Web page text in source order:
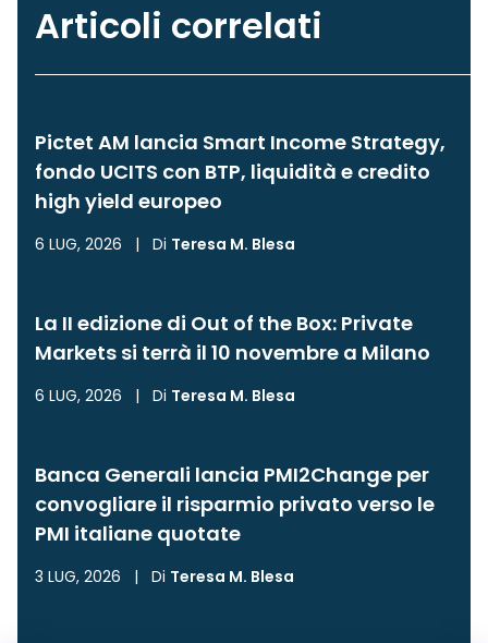
Articoli correlati
Pictet AM lancia Smart Income Strategy,
fondo UCITS con BTP, liquidità e credito
high yield europeo
6 LUG, 2026 | Di Teresa M. Blesa
La II edizione di Out of the Box: Private
Markets si terrà il 10 novembre a Milano
6 LUG, 2026 | Di Teresa M. Blesa
Banca Generali lancia PMI2Change per
convogliare il risparmio privato verso le
PMI italiane quotate
3 LUG, 2026 | Di Teresa M. Blesa